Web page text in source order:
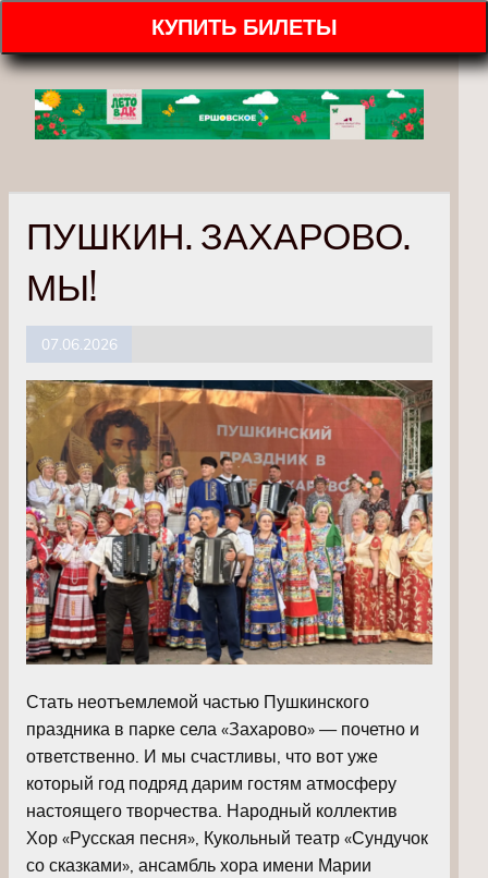
КУПИТЬ БИЛЕТЫ
ПУШКИН. ЗАХАРОВО.
МЫ!
07.06.2026
Стать неотъемлемой частью Пушкинского
праздника в парке села «Захарово» — почетно и
ответственно. И мы счастливы, что вот уже
который год подряд дарим гостям атмосферу
настоящего творчества. Народный коллектив
Хор «Русская песня», Кукольный театр «Сундучок
со сказками», ансамбль хора имени Марии